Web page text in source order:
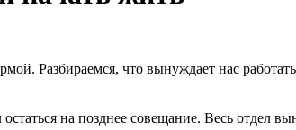
Разбираемся, что вынуждает нас
на позднее совещание. Весь отдел